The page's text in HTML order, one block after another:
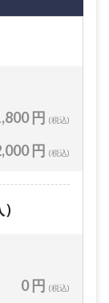
円 (税込)
円 (税込)
0 円 (税込)